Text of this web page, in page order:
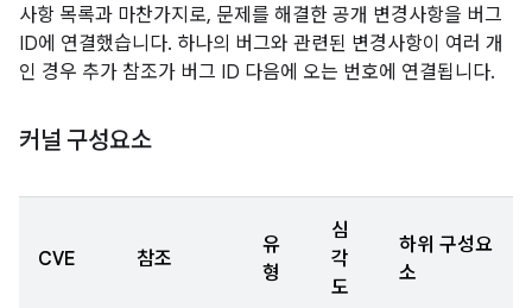
사항 목록과 마찬가지로, 문제를 해결한 공개 변경사항을 버그
ID에 연결했습니다. 하나의 버그와 관련된 변경사항이 여러 개
인 경우 추가 참조가 버그 ID 다음에 오는 번호에 연결됩니다.
커널 구성요소
CVE 참조
유
형
심
각
도
하위 구성요
소